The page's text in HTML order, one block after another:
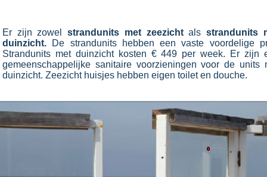
Er zijn zowelstrandunits met zeezichtalsstrandunits
duinzicht. De strandunits hebben een vaste voordelige
Strandunits met duinzicht kosten € 449 per week. Er zijn
gemeenschappelijke sanitaire voorzieningen voor de units
duinzicht. Zeezicht huisjes hebben eigen toilet en douche.